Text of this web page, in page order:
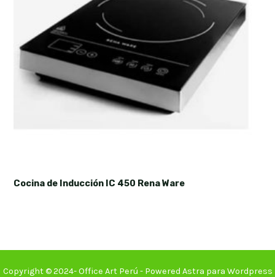
Cocina de Inducción IC 450 Rena Ware
Copyright © 2024- Office Art Perú - Powered Astra para Wordpress